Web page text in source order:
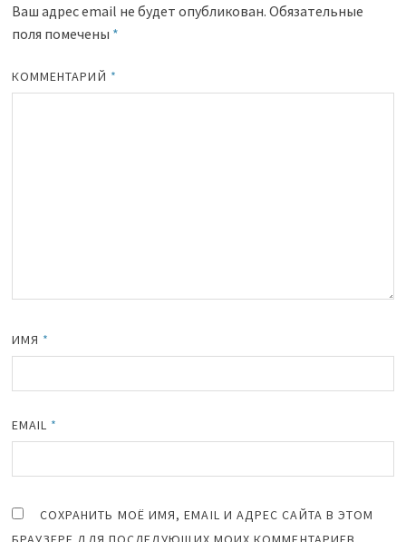
Ваш адрес email не будет опубликован. Обязательные
поля помечены *
КОММЕНТАРИЙ *
ИМЯ *
EMAIL *
СОХРАНИТЬ МОЁ ИМЯ, EMAIL И АДРЕС САЙТА В ЭТОМ